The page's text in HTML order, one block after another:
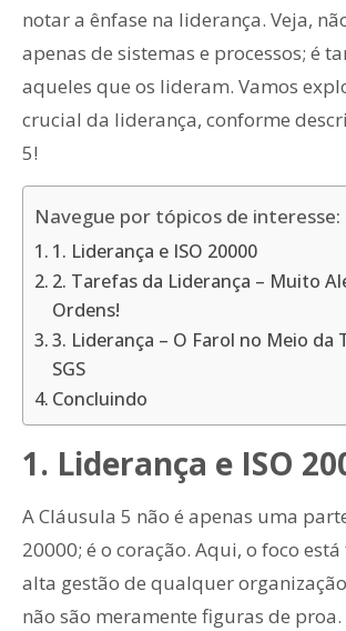
notar a ênfase na liderança. Veja,
apenas de sistemas e processos; é
aqueles que os lideram. Vamos
crucial da liderança, conforme
5!
Navegue por tópicos de interesse:
1. Liderança e ISO 20000
2. Tarefas da Liderança – Muito
Ordens!
3. Liderança – O Farol no Meio da
SGS
Concluindo
1. Liderança e ISO
A Cláusula 5 não é apenas uma
20000; é o coração. Aqui, o foco
alta gestão de qualquer
não são meramente figuras de proa.